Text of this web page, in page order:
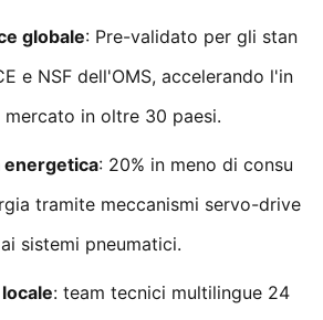
globale: Pre-validato per gli stan
e NSF dell'OMS, accelerando l'in
mercato in oltre 30 paesi.
energetica: 20% in meno di consu
tramite meccanismi servo-drive
sistemi pneumatici.
: team tecnici multilingue 24